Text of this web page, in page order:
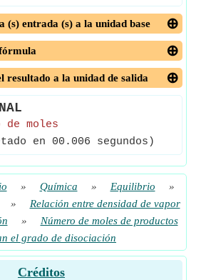
(s) entrada (s) a la unidad base
resultado a la unidad de salida
de moles
en 00.006 segundos)
» Química » Equilibrio
»
»
Relación entre densidad de vapor
»
Número de moles de productos
el grado de disociación
Créditos